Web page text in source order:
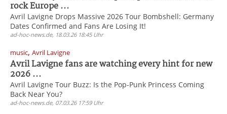
rock Europe ...
Avril Lavigne Drops Massive 2026 Tour Bombshell: Germany
Dates Confirmed and Fans Are Losing It!
ad-hoc-news.de, 18.03.26 18:45 Uhr
music, Avril Lavigne
Avril Lavigne fans are watching every hint for new
2026 ...
Avril Lavigne Tour Buzz: Is the Pop-Punk Princess Coming
Back Near You?
ad-hoc-news.de, 07.03.26 17:59 Uhr